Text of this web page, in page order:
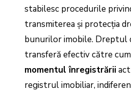
stabilesc procedurile
transmiterea și protecția
bunurilor imobile. Dreptul
transferă efectiv către
momentul înregistrării
registrul imobiliar,